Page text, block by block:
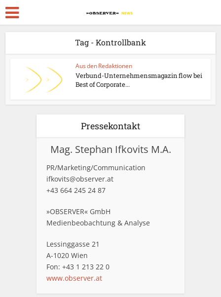
Tag - Kontrollbank
Aus den Redaktionen
Verbund-Unternehmensmagazin flow bei
Best of Corporate...
Pressekontakt
Mag. Stephan Ifkovits M.A.
PR/Marketing/Communication
ifkovits@observer.at
+43 664 245 24 87
»OBSERVER« GmbH
Medienbeobachtung & Analyse
Lessinggasse 21
A-1020 Wien
Fon: +43 1 213 22 0
www.observer.at